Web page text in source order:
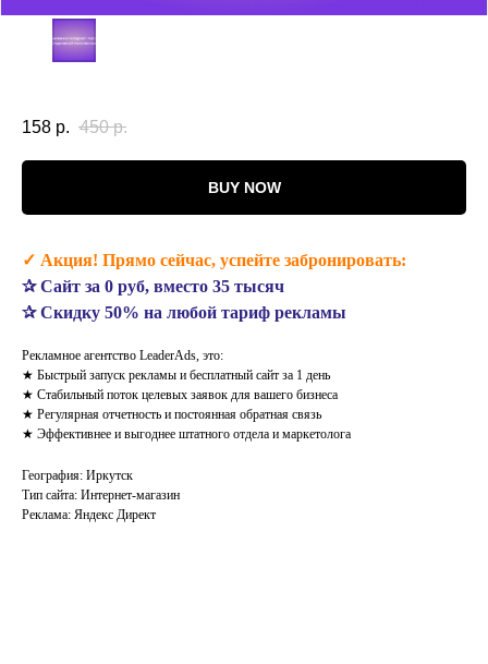
158 р. 450 р.
BUY NOW
✓ Акция! Прямо сейчас, успейте забронировать:
✰ Сайт за 0 руб, вместо 35 тысяч
✰ Скидку 50% на любой тариф рекламы
Рекламное агентство LeaderAds, это:
★ Быстрый запуск рекламы и бесплатный сайт за 1 день
★ Стабильный поток целевых заявок для вашего бизнеса
★ Регулярная отчетность и постоянная обратная связь
★ Эффективнее и выгоднее штатного отдела и маркетолога
География: Иркутск
Тип сайта: Интернет-магазин
Реклама: Яндекс Директ